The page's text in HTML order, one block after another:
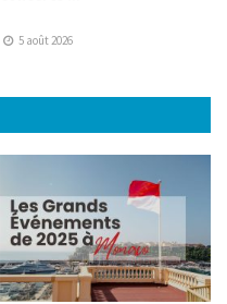
5 août 2026